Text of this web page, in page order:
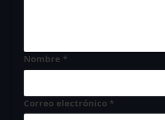
Nombre *
Correo electrónico *